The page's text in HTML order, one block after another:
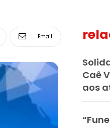
Email
Caê
aos